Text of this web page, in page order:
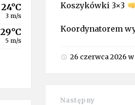
Koszykówki 3×3
Koordynatorem
26 czerwca 2026w
Następny
24°C
3 m/s
29°C
5 m/s